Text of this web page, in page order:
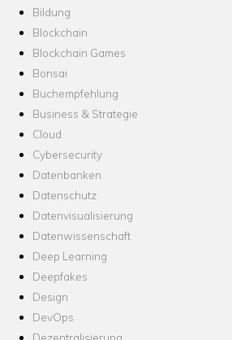
Bildung
Blockchain
Blockchain Games
Bonsai
Buchempfehlung
Business & Strategie
Cloud
Cybersecurity
Datenbanken
Datenschutz
Datenvisualisierung
Datenwissenschaft
Deep Learning
Deepfakes
Design
DevOps